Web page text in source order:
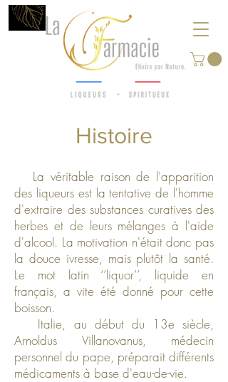
Histoire
La véritable raison de l'apparition
des liqueurs est la tentative de l'homme
d'extraire des substances curatives des
herbes et de leurs mélanges à l'aide
d'alcool. La motivation n'était donc pas
la douce ivresse, mais plutôt la santé.
Le mot latin ‘’liquor’’, liquide en
français, a vite été donné pour cette
boisson.
Italie, au début du 13e siècle,
Arnoldus Villanovanus, médecin
personnel du pape, préparait différents
médicaments à base d'eau-de-vie.